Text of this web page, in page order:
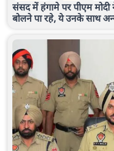
संसद में हंगामे पर पीएम
बोलने पा रहे, ये उनके साथ